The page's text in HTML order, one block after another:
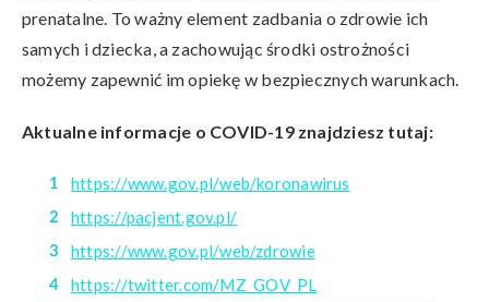
prenatalne. To ważny element zadbania o zdrowie ich
samych i dziecka, a zachowując środki ostrożności
możemy zapewnić im opiekę w bezpiecznych warunkach.
Aktualne informacje o COVID-19 znajdziesz tutaj:
https://www.gov.pl/web/koronawirus
https://pacjent.gov.pl/
https://www.gov.pl/web/zdrowie
https://twitter.com/MZ_GOV_PL